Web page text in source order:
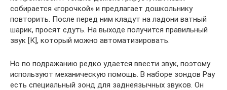
собирается «горочкой» и предлагает дошкольнику
повторить. После перед ним кладут на ладони ватный
шарик, просят сдуть. На выходе получится правильный
звук [К], который можно автоматизировать.
Но по подражанию редко удается ввести звук, поэтому
используют механическую помощь. В наборе зондов Рау
есть специальный зонд для заднеязычных звуков. Он